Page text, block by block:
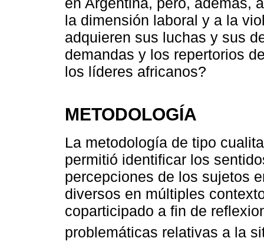
la dimensión laboral y a la
adquieren sus luchas y sus
demandas y los repertorios
los líderes africanos?
METODOLOGÍA
La metodología de tipo
permitió identificar los
percepciones de los sujetos
diversos en múltiples
coparticipado a fin de
problemáticas relativas a la